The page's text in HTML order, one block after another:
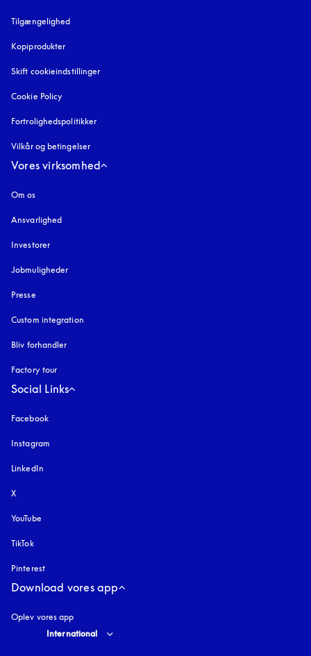
Tilgængelighed
Kopiprodukter
Skift cookieindstillinger
Cookie Policy
Fortrolighedspolitikker
Vilkår og betingelser
Vores virksomhed
Om os
Ansvarlighed
Investorer
Jobmuligheder
Presse
Custom integration
Bliv forhandler
Factory tour
Social Links
Facebook
Instagram
LinkedIn
X
YouTube
TikTok
Pinterest
Download vores app
Oplev vores app
Select country and language
International